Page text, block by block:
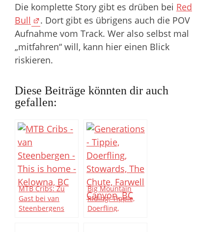
Die komplette Story gibt es drüben bei Red
Bull
. Dort gibt es übrigens auch die POV
Aufnahme vom Track. Wer also selbst mal
„mitfahren“ will, kann hier einen Blick
riskieren.
Diese Beiträge könnten dir auch
gefallen:
MTB Cribs: Zu
Gast bei van
Steenbergens
Big Mountain
Riding: Tippie,
Doerfling,